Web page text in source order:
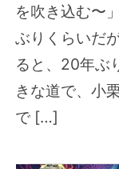
を吹き込む〜
ぶりくらいだ
ると、20年ぶ
きな道で、小
で […]